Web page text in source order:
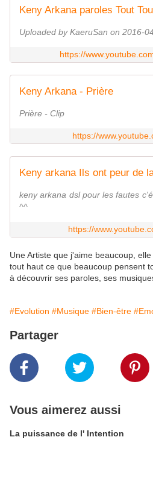
Keny Arkana paroles Tout
Uploaded by KaeruSan on 2016-
https://
Keny Arkana - Prière
Prière - Clip
https://
Keny arkana Ils ont peur de
keny arkana dsl pour les fautes
^^
https://
Une Artiste que j'aime beaucoup,
tout haut ce que beaucoup pensent
à découvrir ses paroles, ses
#Evolution #Musique #Bien-être
Partager
Vous aimerez aussi
La puissance de l' Intention